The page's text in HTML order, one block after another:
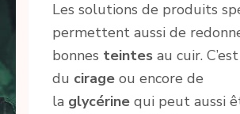
Les solutions de produits
permettent aussi de
bonnes teintes au cuir.
du cirage ou encore de
la glycérine qui peut aussi